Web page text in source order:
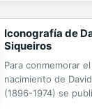
como su posterior
actualmente
tecnología. Por otra
de las Tecnologías
y Comunicación
más aún si cabe, la
Iconografía de
Siqueiros
Para conmemorar
nacimiento de
(1896-1974) se